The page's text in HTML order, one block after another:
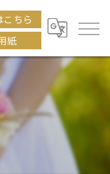
ちら
紙